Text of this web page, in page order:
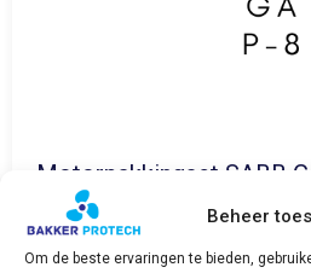
Beheer
Om de beste ervaringen te bieden,
Motorpakkingset SABB
192,75
Bekijk product